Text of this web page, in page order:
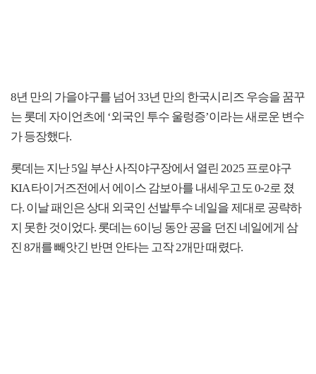
8년 만의 가을야구를 넘어 33년 만의 한국시리즈 우승을 꿈꾸
는 롯데 자이언츠에 ‘외국인 투수 울렁증’이라는 새로운 변수
가 등장했다.
롯데는 지난 5일 부산 사직야구장에서 열린 2025 프로야구
KIA 타이거즈전에서 에이스 감보아를 내세우고도 0-2로 졌
다. 이날 패인은 상대 외국인 선발투수 네일을 제대로 공략하
지 못한 것이었다. 롯데는 6이닝 동안 공을 던진 네일에게 삼
진 8개를 빼앗긴 반면 안타는 고작 2개만 때렸다.